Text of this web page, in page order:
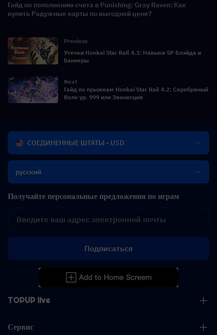
Гайд по пополнению счета в Punishing: Gray Raven: Как
купить Радужные карты по выгодной цене?
Previous
Утечки Honkai Star Rail 4.3: Навыки SP Блэйда и
баннеры
Next
Гайд по прыжкам Honkai Star Rail 4.2: Серебряный
Волк ур. 999 или Эванесция
СОЕДИНЕННЫЕ ШТАТЫ - USD
русский
TOPUP live
Сервис
Получайте персональные предложения по играм
Подписаться